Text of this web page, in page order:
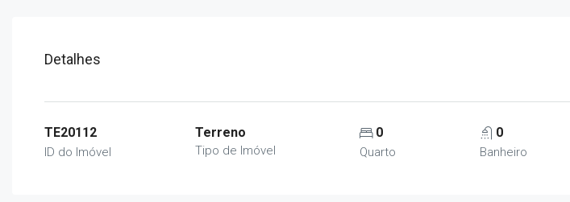
Detalhes
TE20112
ID do Imóvel
Terreno
Tipo de Imóvel
0
Quarto
0
Banheiro